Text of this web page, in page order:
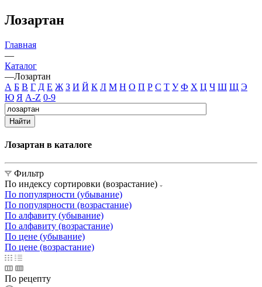
Лозартан
Главная
—
Каталог
—Лозартан
А Б В Г Д Е Ж З И Й К Л М Н О П Р С Т У Ф Х Ц Ч Ш Щ Э
Ю Я A-Z 0-9
Найти
Лозартан в каталоге
Фильтр
По индексу сортировки (возрастание)
По популярности (убывание)
По популярности (возрастание)
По алфавиту (убывание)
По алфавиту (возрастание)
По цене (убывание)
По цене (возрастание)
По рецепту